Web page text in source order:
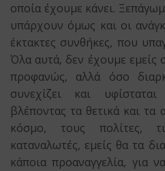
οποία έχουμε κάνει.
υπάρχουν όμως και οι
έκτακτες συνθήκες, που
Όλα αυτά, δεν έχουμε εμείς
προφανώς, αλλά όσο
συνεχίζει και
βλέποντας τα θετικά και τα
κόσμο, τους πολίτες,
καταναλωτές, εμείς θα τα
κάποια προαναγγελία, για